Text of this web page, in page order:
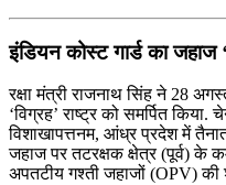
इंडियन कोस्ट गार्ड का जहाज
रक्षा मंत्री राजनाथ सिंह ने 28
‘विग्रह’ राष्ट्र को समर्पित
विशाखापत्तनम, आंध्र प्रदेश में
जहाज पर तटरक्षक क्षेत्र (पूर्व) के
अपतटीय गश्ती जहाजों (OPV)